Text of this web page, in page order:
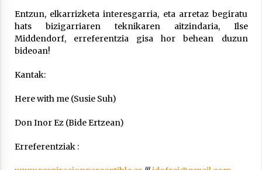
Hala Bedi irratiko Hizpidea saioan
Arrosaren 20 urteez
Entzun, elkarrizketa interesgarria, eta arretaz begiratu
hats bizigarriaren teknikaren aitzindaria, Ilse
Middendorf, erreferentzia gisa hor behean duzun
bideoan!
Kantak:
Here with me (Susie Suh)
Don Inor Ez (Bide Ertzean)
Erreferentziak :